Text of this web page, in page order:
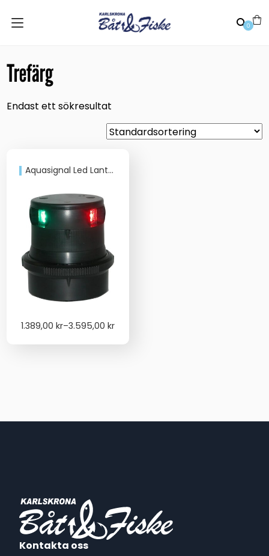
0
Trefärg
Endast ett sökresultat
Aquasignal Led Lanterna M34
1.389,00kr–3.595,00kr
Price
Kontakta oss